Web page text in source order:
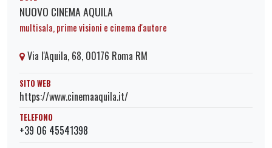
NUOVO CINEMA AQUILA
multisala, prime visioni e cinema d'autore
Via l'Aquila, 68, 00176 Roma RM
SITO WEB
https://www.cinemaaquila.it/
TELEFONO
+39 06 45541398